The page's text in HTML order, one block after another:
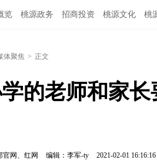
览 桃源政务 招商投资 桃源文化 桃
体聚焦 > 正文
的老师和家
官网、红网 编辑：李军-ty 2021-02-01 16:16:16